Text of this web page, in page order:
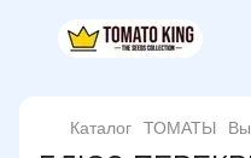
Каталог ТОМАТЫ